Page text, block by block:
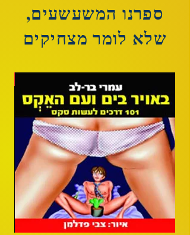
ספרנו המשעשעים,
שלא לומר מצחיקים